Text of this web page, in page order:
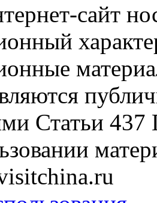
сайт
Статьи 437